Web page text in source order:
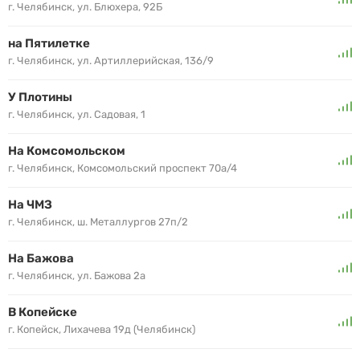
г. Челябинск, ул. Блюхера, 92Б
на Пятилетке
г. Челябинск, ул. Артиллерийская, 136/9
У Плотины
г. Челябинск, ул. Садовая, 1
На Комсомольском
г. Челябинск, Комсомольский проспект 70а/4
На ЧМЗ
г. Челябинск, ш. Металлургов 27п/2
На Бажова
г. Челябинск, ул. Бажова 2а
В Копейске
г. Копейск, Лихачева 19д (Челябинск)